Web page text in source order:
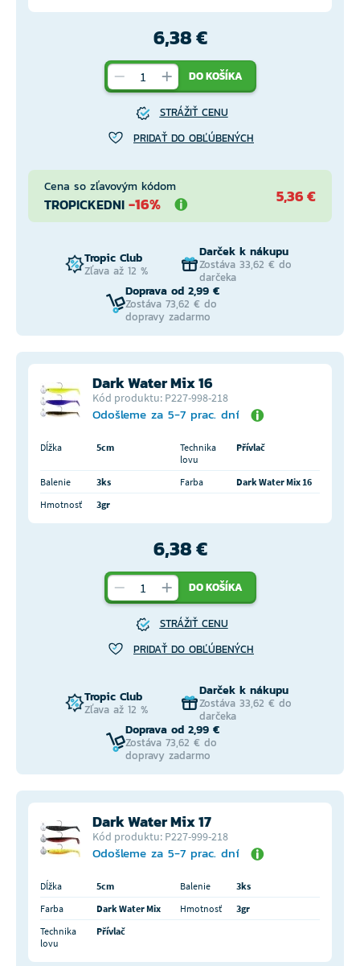
6,38 €
DO KOŠÍKA
STRÁŽIŤ CENU
PRIDAŤ DO OBĽÚBENÝCH
Cena so zľavovým kódom
TROPICKEDNI -16% 5,36 €
Tropic Club
Zľava až 12 %
Darček k nákupu
Zostáva 33,62 € do
darčeka
Doprava od 2,99 €
Zostáva 73,62 € do
dopravy zadarmo
Dark Water Mix 16
Kód produktu: P227-998-218
Odošleme za 5-7 prac. dní
Dĺžka 5cm
Technika
lovu
Přívlač
Balenie 3ks Farba
Dark Water Mix 16
Hmotnosť
3gr
6,38 €
DO KOŠÍKA
STRÁŽIŤ CENU
PRIDAŤ DO OBĽÚBENÝCH
Tropic Club
Zľava až 12 %
Darček k nákupu
Zostáva 33,62 € do
darčeka
Doprava od 2,99 €
Zostáva 73,62 € do
dopravy zadarmo
Dark Water Mix 17
Kód produktu: P227-999-218
Odošleme za 5-7 prac. dní
Dĺžka 5cm Balenie
3ks
Farba
Dark Water Mix Hmotnosť
3gr
Technika
lovu
Přívlač